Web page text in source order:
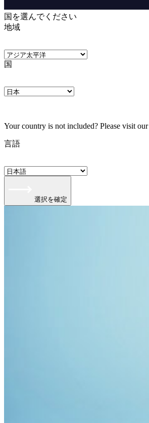
国を選んでください
地域
国
Your country is not included? Please visit our
言語
選択を確定